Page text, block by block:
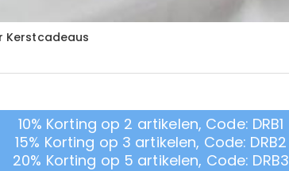
Kerstcadeaus
10% Korting op 2 artikelen, Code: DRB1
15% Korting op 3 artikelen, Code: DRB2
20% Korting op 5 artikelen, Code: DRB3